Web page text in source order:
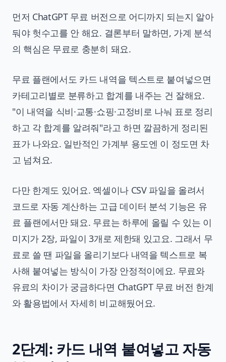
먼저 ChatGPT 무료 버전으로 어디까지 되는지 알아
둬야 헛수고를 안 해요. 결론부터 말하면, 가계 분석
의 핵심은 무료로 충분히 돼요.
무료 플랜에서도 카드 내역을 텍스트로 붙여넣으면
카테고리별로 분류하고 합계를 내주는 건 잘해요.
"이 내역을 식비·교통·쇼핑·고정비로 나눠 표로 정리
하고 각 합계를 알려줘"라고 하면 깔끔하게 정리된
표가 나와요. 일반적인 가계부 용도엔 이 정도면 차
고 넘쳐요.
다만 한계도 있어요. 엑셀이나 CSV 파일을 올려서
코드로 자동 계산하는 고급 데이터 분석 기능은 유
료 플랜에서만 돼요. 무료는 하루에 올릴 수 있는 이
미지가 2장, 파일이 3개로 제한돼 있고요. 그래서 무
료로 쓸 땐 파일을 올리기보다 내역을 텍스트로 복
사해 붙여넣는 방식이 가장 안정적이에요. 무료와
유료의 차이가 궁금하다면 ChatGPT 무료 버전 한계
와 활용법에서 자세히 비교해뒀어요.
2단계: 카드 내역 붙여넣고 자동